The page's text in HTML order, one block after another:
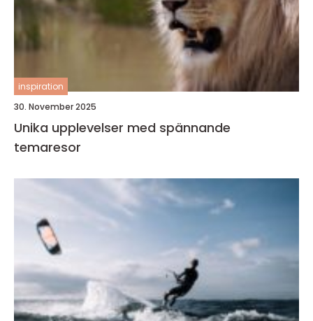
inspiration
30. November 2025
Unika upplevelser med spännande
temaresor